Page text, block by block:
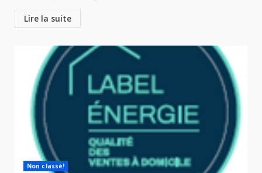
Lire la suite
Non classé!